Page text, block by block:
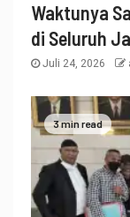
Waktunya
di Seluruh
Juli 24, 2026
3 min read